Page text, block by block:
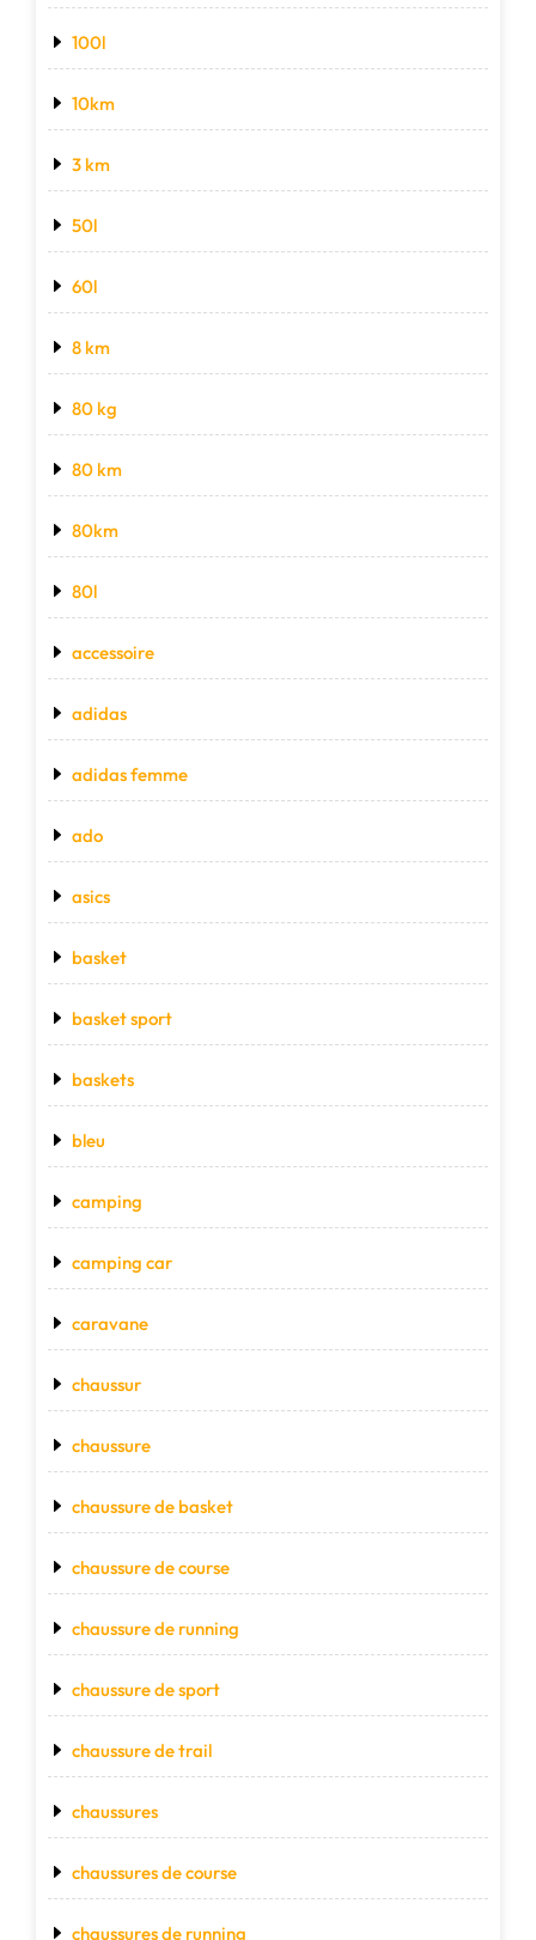
100l
10km
3 km
50l
60l
8 km
80 kg
80 km
80km
80l
accessoire
adidas
adidas femme
ado
asics
basket
basket sport
baskets
bleu
camping
camping car
caravane
chaussur
chaussure
chaussure de basket
chaussure de course
chaussure de running
chaussure de sport
chaussure de trail
chaussures
chaussures de course
chaussures de running